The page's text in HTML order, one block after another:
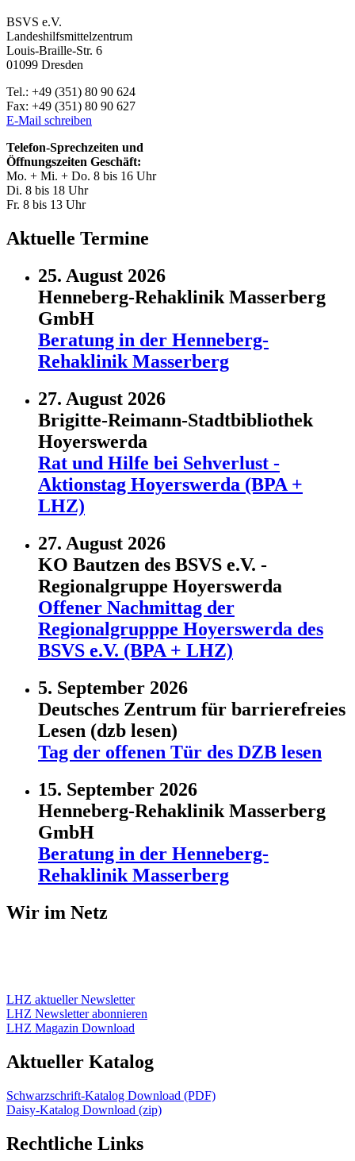
BSVS e.V.
Landeshilfsmittelzentrum
Louis-Braille-Str. 6
01099 Dresden
Tel.: +49 (351) 80 90 624
Fax: +49 (351) 80 90 627
E-Mail schreiben
Telefon-Sprechzeiten und
Öffnungszeiten Geschäft:
Mo. + Mi. + Do. 8 bis 16 Uhr
Di. 8 bis 18 Uhr
Fr. 8 bis 13 Uhr
Aktuelle Termine
25. August 2026
Henneberg-Rehaklinik Masserberg
GmbH
Beratung in der Henneberg-
Rehaklinik Masserberg
27. August 2026
Brigitte-Reimann-Stadtbibliothek
Hoyerswerda
Rat und Hilfe bei Sehverlust -
Aktionstag Hoyerswerda (BPA +
LHZ)
27. August 2026
KO Bautzen des BSVS e.V. -
Regionalgruppe Hoyerswerda
Offener Nachmittag der
Regionalgrupppe Hoyerswerda des
BSVS e.V. (BPA + LHZ)
5. September 2026
Deutsches Zentrum für barrierefreies
Lesen (dzb lesen)
Tag der offenen Tür des DZB lesen
15. September 2026
Henneberg-Rehaklinik Masserberg
GmbH
Beratung in der Henneberg-
Rehaklinik Masserberg
Wir im Netz
LHZ aktueller Newsletter
LHZ Newsletter abonnieren
LHZ Magazin Download
Aktueller Katalog
Schwarzschrift-Katalog Download (PDF)
Daisy-Katalog Download (zip)
Rechtliche Links